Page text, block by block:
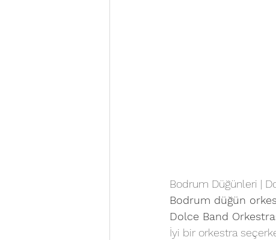
Bodrum Düğünleri |
Bodrum düğün
Dolce Band
İyi bir orkestra